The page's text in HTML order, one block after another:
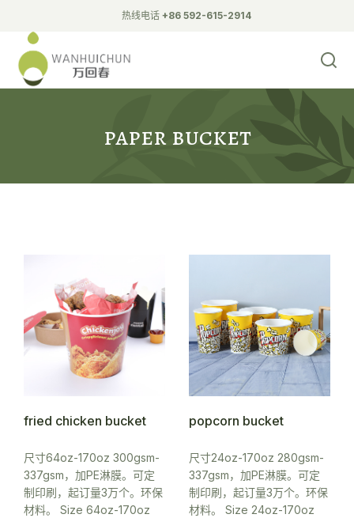
热线电话 +86 592-615-2914
paper bucket
fried chicken bucket
尺寸64oz-170oz 300gsm-
337gsm，加PE淋膜。可定
制印刷，起订量3万个。环保
材料。 Size 64oz-170oz
popcorn bucket
尺寸24oz-170oz 280gsm-
337gsm，加PE淋膜。可定
制印刷，起订量3万个。环保
材料。 Size 24oz-170oz